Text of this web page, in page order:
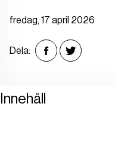
fredag, 17 april 2026
Dela:
Innehåll